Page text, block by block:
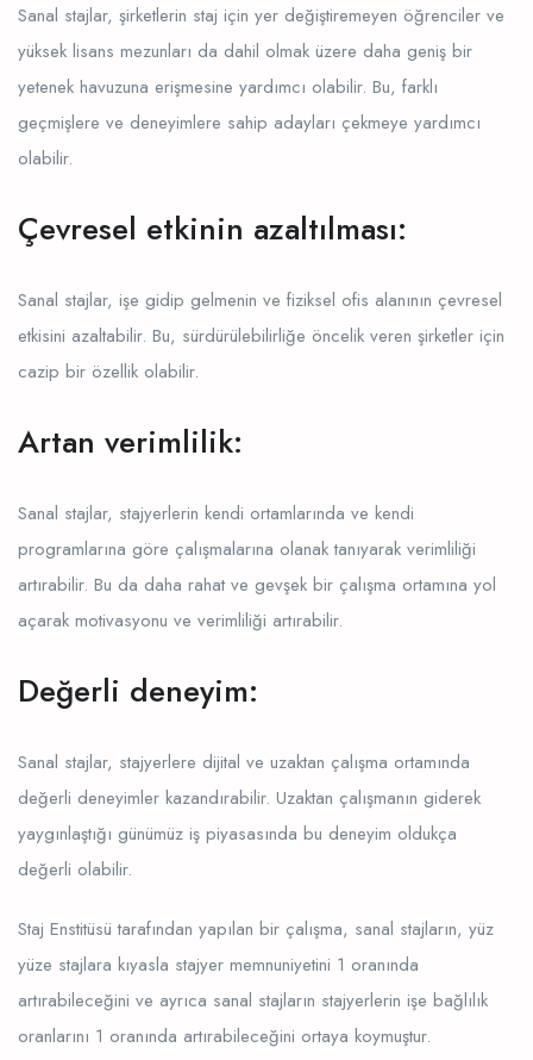
Sanal stajlar, şirketlerin staj için yer değiştiremeyen öğrenciler ve
yüksek lisans mezunları da dahil olmak üzere daha geniş bir
yetenek havuzuna erişmesine yardımcı olabilir. Bu, farklı
geçmişlere ve deneyimlere sahip adayları çekmeye yardımcı
olabilir.
Çevresel etkinin azaltılması:
Sanal stajlar, işe gidip gelmenin ve fiziksel ofis alanının çevresel
etkisini azaltabilir. Bu, sürdürülebilirliğe öncelik veren şirketler için
cazip bir özellik olabilir.
Artan verimlilik:
Sanal stajlar, stajyerlerin kendi ortamlarında ve kendi
programlarına göre çalışmalarına olanak tanıyarak verimliliği
artırabilir. Bu da daha rahat ve gevşek bir çalışma ortamına yol
açarak motivasyonu ve verimliliği artırabilir.
Değerli deneyim:
Sanal stajlar, stajyerlere dijital ve uzaktan çalışma ortamında
değerli deneyimler kazandırabilir. Uzaktan çalışmanın giderek
yaygınlaştığı günümüz iş piyasasında bu deneyim oldukça
değerli olabilir.
Staj Enstitüsü tarafından yapılan bir çalışma, sanal stajların, yüz
yüze stajlara kıyasla stajyer memnuniyetini 1 oranında
artırabileceğini ve ayrıca sanal stajların stajyerlerin işe bağlılık
oranlarını 1 oranında artırabileceğini ortaya koymuştur.